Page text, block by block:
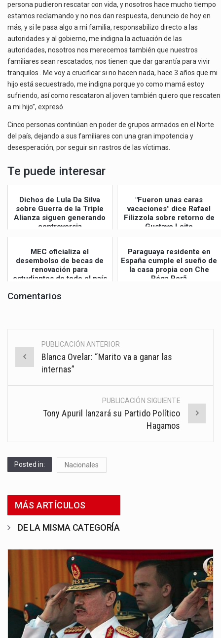
persona pudieron rescatar con vida, y nosotros hace mucho tiempo
estamos reclamando y no nos dan respuesta, denuncio de hoy en
más, y si le pasa algo a mi familia, responsabilizo directo a las
autoridades y al gobierno, me indigna la actuación de las
autoridades, nosotros nos merecemos también que nuestros
familiares sean rescatados, nos tienen que dar garantía para vivir
tranquilos . Me voy a crucificar si no hacen nada, hace 3 años que mi
hijo está secuestrado, me indigna porque yo como mamá estoy
sufriendo, así como rescataron al joven también quiero que rescaten
a mi hijo”, expresó.
Cinco personas continúan en poder de grupos armados en el Norte
del país, dejando a sus familiares con una gran impotencia y
desesperación, por seguir sin rastros de las víctimas.
Te puede interesar
Dichos de Lula Da Silva
sobre Guerra de la Triple
Alianza siguen generando
controversia
"Fueron unas caras
vacaciones" dice Rafael
Filizzola sobre retorno de
Gustavo Leite
MEC oficializa el
desembolso de becas de
renovación para
estudiantes de todo el país
Paraguaya residente en
España cumple el sueño de
la casa propia con Che
Róga Porã
Comentarios
Post
navigation
PUBLICACIÓN ANTERIOR
Blanca Ovelar: “Marito va a ganar las
internas”
PUBLICACIÓN SIGUIENTE
Tony Apuril lanzará su Partido Político
Hagamos
Posted in: Nacionales
MÁS ARTÍCULOS
DE LA MISMA CATEGORÍA